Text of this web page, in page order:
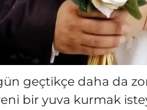
geçtikçe daha da
bir yuva kurmak